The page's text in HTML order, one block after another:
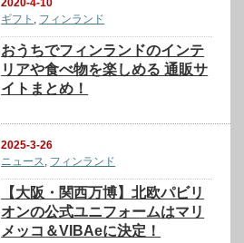
2020-4-10
ギフト , フィンランド
おうちでフィンランドのインテ
リアや食べ物を楽しめる 通販サ
イトまとめ！
2025-3-26
ニュース, フィンランド
【大阪・関西万博】北欧パビリ
オンの公式ユニフォームはマリ
メッコ＆VIBAeに決定！